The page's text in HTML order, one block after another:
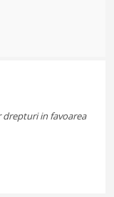
in favoarea